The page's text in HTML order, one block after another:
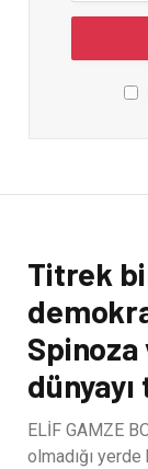
Titrek
Spinoza
ELİF GAMZE
olmadığı